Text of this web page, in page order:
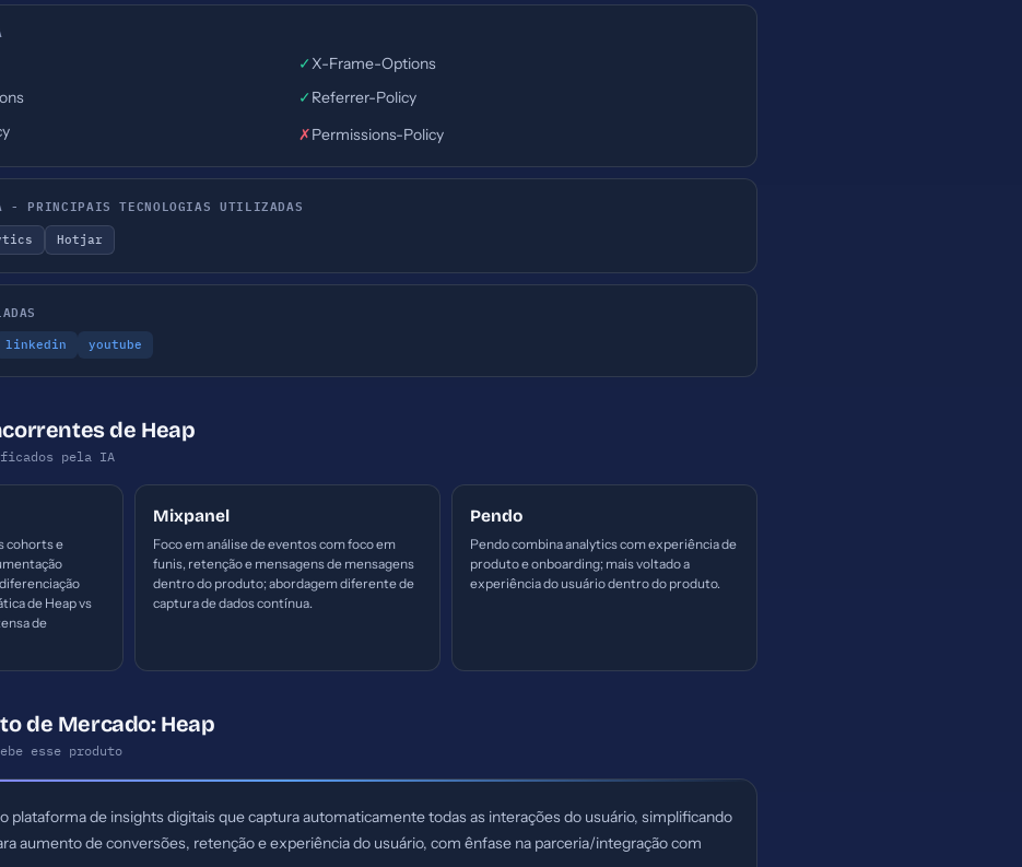
✓X-Frame-Options
✓ Referrer-Policy
✗Permissions-Policy
- PRINCIPAIS TECNOLOGIAS UTILIZADAS
Hotjar
linkedin youtube
de Heap
pela IA
cohorts e
de Heap vs
de
Mixpanel
Foco em análise de eventos com foco em
funis, retenção e mensagens de mensagens
dentro do produto; abordagem diferente de
captura de dados contínua.
Pendo
Pendo combina analytics com experiência de
produto e onboarding; mais voltado a
experiência do usuário dentro do produto.
de Mercado: Heap
esse produto
plataforma de insights digitais que captura automaticamente todas as interações do usuário, simplificando
aumento de conversões, retenção e experiência do usuário, com ênfase na parceria/integração com